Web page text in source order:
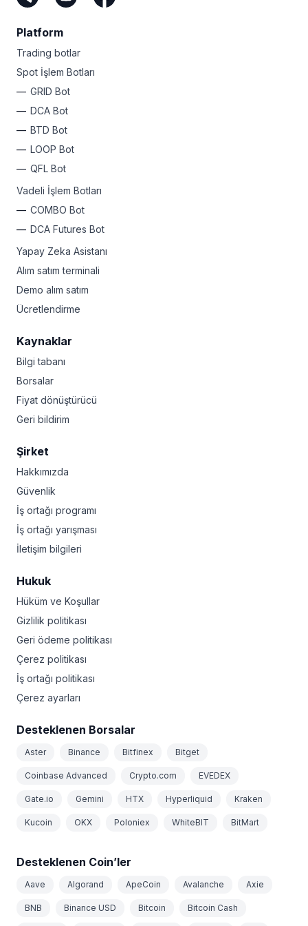
Platform
Trading botlar
Spot İşlem Botları
GRID Bot
DCA Bot
BTD Bot
LOOP Bot
QFL Bot
Vadeli İşlem Botları
COMBO Bot
DCA Futures Bot
Yapay Zeka Asistanı
Alım satım terminali
Demo alım satım
Ücretlendirme
Kaynaklar
Bilgi tabanı
Borsalar
Fiyat dönüştürücü
Geri bildirim
Şirket
Hakkımızda
Güvenlik
İş ortağı programı
İş ortağı yarışması
İletişim bilgileri
Hukuk
Hüküm ve Koşullar
Gizlilik politikası
Geri ödeme politikası
Çerez politikası
İş ortağı politikası
Çerez ayarları
Desteklenen Borsalar
Aster Binance Bitfinex Bitget
Coinbase Advanced Crypto.com EVEDEX
Gate.io Gemini HTX Hyperliquid Kraken
Kucoin OKX Poloniex WhiteBIT BitMart
Desteklenen Coin’ler
Aave Algorand ApeCoin Avalanche Axie
BNB Binance USD Bitcoin Bitcoin Cash